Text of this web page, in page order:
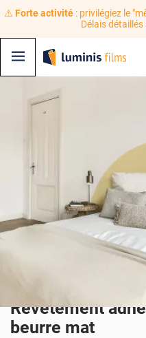
⚠️ Forte activité: privilégiez le
Délais
Revêtement
beurre mat